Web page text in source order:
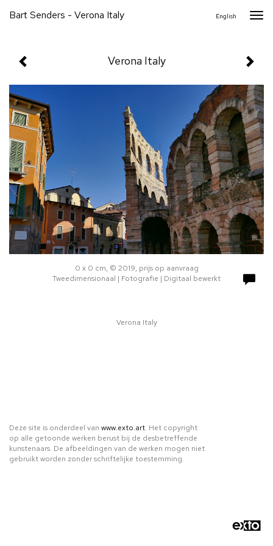
Bart Senders - Verona Italy English
Verona Italy
0 x 0 cm, © 2019, prijs op aanvraag
Tweedimensionaal | Fotografie | Digitaal bewerkt
Verona Italy
Deze site is onderdeel van www.exto.art. Het copyright
op alle getoonde werken berust bij de desbetreffende
kunstenaars. De afbeeldingen van de werken mogen niet
gebruikt worden zonder schriftelijke toestemming.